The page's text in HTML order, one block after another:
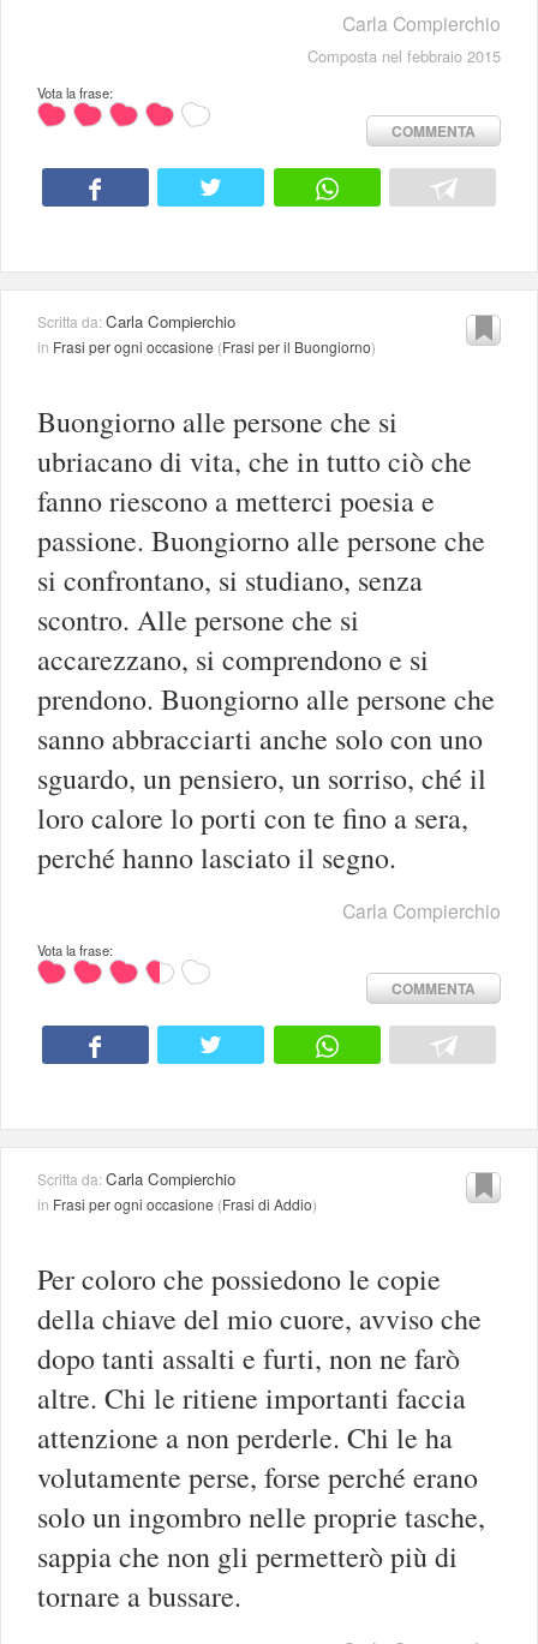
Carla Compierchio
Composta nel febbraio 2015
Vota la frase:
COMMENTA
Scritta da:Carla Compierchio
in Frasi per ogni occasione (Frasi per il Buongiorno)
Buongiorno alle persone che si
ubriacano di vita, che in tutto ciò che
fanno riescono a metterci poesia e
passione. Buongiorno alle persone che
si confrontano, si studiano, senza
scontro. Alle persone che si
accarezzano, si comprendono e si
prendono. Buongiorno alle persone che
sanno abbracciarti anche solo con uno
sguardo, un pensiero, un sorriso, ché il
loro calore lo porti con te fino a sera,
perché hanno lasciato il segno.
Carla Compierchio
Vota la frase:
COMMENTA
Scritta da:Carla Compierchio
in Frasi per ogni occasione (Frasi di Addio)
Per coloro che possiedono le copie
della chiave del mio cuore, avviso che
dopo tanti assalti e furti, non ne farò
altre. Chi le ritiene importanti faccia
attenzione a non perderle. Chi le ha
volutamente perse, forse perché erano
solo un ingombro nelle proprie tasche,
sappia che non gli permetterò più di
tornare a bussare.